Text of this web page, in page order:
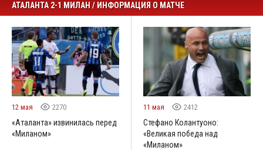
АТАЛАНТА 2-1 МИЛАН / ИНФОРМАЦИЯ О МАТЧЕ
12 мая 2270
«Аталанта» извинилась перед
«Миланом»
11 мая 2412
Стефано Колантуоно:
«Великая победа над
«Миланом»